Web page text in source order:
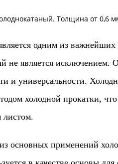
Толщина от 0,6
одним из важнейших
не является исключением.
и универсальности.
холодной прокатки,
листом.
применений